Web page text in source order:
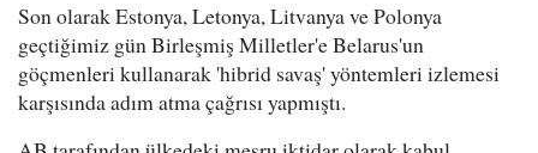
Son olarak Estonya, Letonya, Litvanya ve Polonya
geçtiğimiz gün Birleşmiş Milletler'e Belarus'un
göçmenleri kullanarak 'hibrid savaş' yöntemleri izlemesi
karşısında adım atma çağrısı yapmıştı.